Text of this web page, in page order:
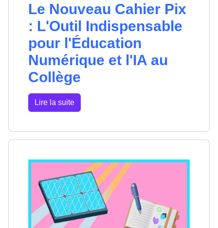
Le Nouveau Cahier Pix
: L'Outil Indispensable
pour l'Éducation
Numérique et l'IA au
Collège
Lire la suite